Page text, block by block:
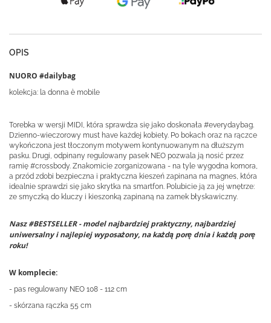
OPIS
NUORO #dailybag
kolekcja: la donna è mobile
Torebka w wersji MIDI, która sprawdza się jako doskonała #everydaybag.
Dzienno-wieczorowy must have każdej kobiety. Po bokach oraz na rączce
wykończona jest tłoczonym motywem kontynuowanym na dłuższym
pasku. Drugi, odpinany regulowany pasek NEO pozwala ją nosić przez
ramię #crossbody. Znakomicie zorganizowana - na tyle wygodna komora,
a przód zdobi bezpieczna i praktyczna kieszeń zapinana na magnes, która
idealnie sprawdzi się jako skrytka na smartfon. Polubicie ją za jej wnętrze:
ze smyczką do kluczy i kieszonką zapinaną na zamek błyskawiczny.
Nasz #BESTSELLER - model najbardziej praktyczny, najbardziej
uniwersalny i najlepiej wyposażony, na każdą porę dnia i każdą porę
roku!
W komplecie:
- pas regulowany NEO 108 - 112 cm
- skórzana rączka 55 cm